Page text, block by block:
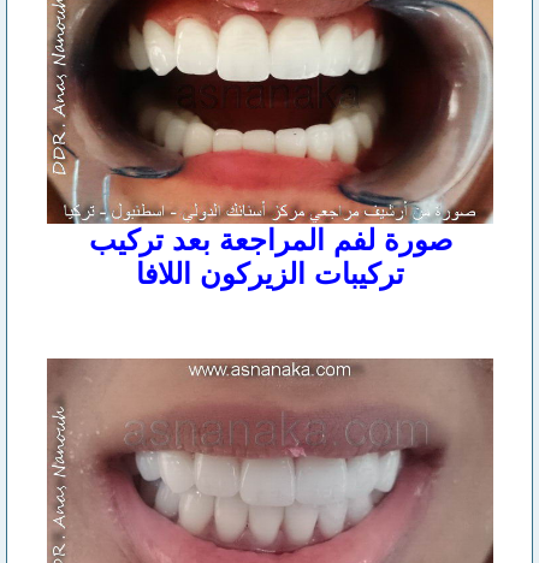
صورة لفم المراجعة بعد تركيب
تركيبات الزيركون اللافا